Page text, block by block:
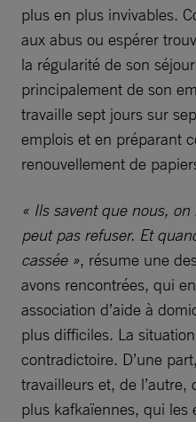
plus en plus invivables.
aux abus ou espérer
la régularité de son
principalement de son
travaille sept jours sur
emplois et en préparant
renouvellement de
« Ils savent que nous, on
peut pas refuser. Et
cassée », résume une
avons rencontrées, qui
association d’aide à
plus difficiles. La
contradictoire. D’une
travailleurs et, de
plus kafkaïennes, qui les